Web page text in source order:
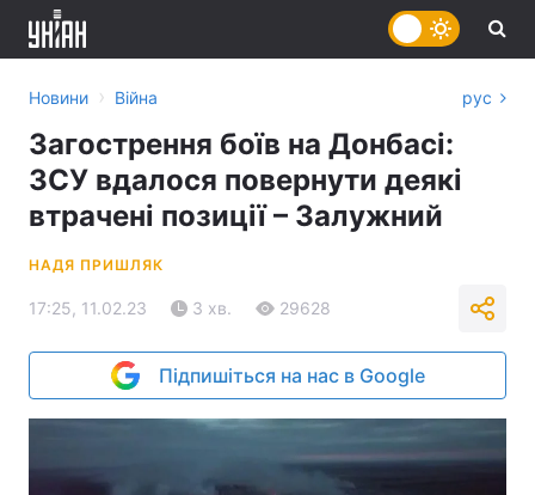
Новини › Війна рус
Загострення боїв на Донбасі:
ЗСУ вдалося повернути деякі
втрачені позиції – Залужний
НАДЯ ПРИШЛЯК
17:25, 11.02.23 3 хв. 29628
Підпишіться на нас в Google